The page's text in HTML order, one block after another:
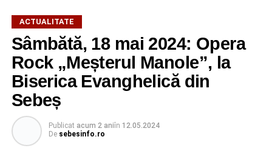
ACTUALITATE
Sâmbătă, 18 mai 2024: Opera
Rock „Meșterul Manole”, la
Biserica Evanghelică din
Sebeș
Publicat acum 2 aniîn 12.05.2024
De sebesinfo.ro